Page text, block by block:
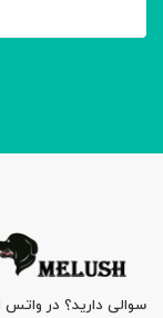
سوالی دارید؟ در